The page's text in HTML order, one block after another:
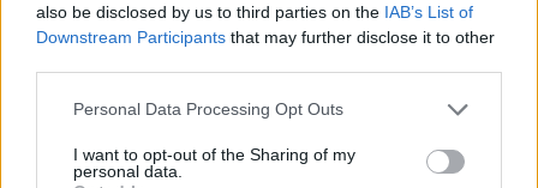
also be disclosed by us to third parties on the IAB’s List of
Downstream Participants that may further disclose it to other
Personal Data Processing Opt Outs
I want to opt-out of the Sharing of my
personal data.
tuttomercatoweb.com